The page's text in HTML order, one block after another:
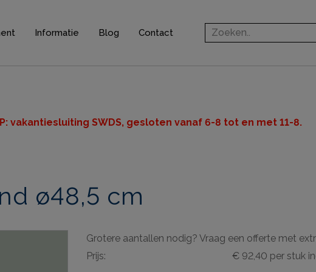
gereedschappen
Informatie Blog Contact
vakantiesluiting SWDS, gesloten vanaf 6-8 tot en met 11-8.
ø48,5 cm
Grotere aantallen nodig? Vraag een offerte met
Prijs:
€ 92,40 per stuk